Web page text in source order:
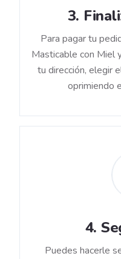
3.
Para pagar tu
Masticable con Miel
tu dirección, elegir
oprimiendo
4.
Puedes hacerle